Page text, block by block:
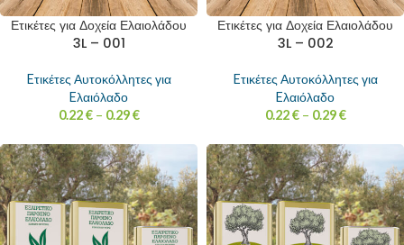
Ετικέτες για Δοχεία Ελαιολάδου
3L – 001
Eτικέτες Αυτοκόλλητες για
Eλαιόλαδο
0.22€ – 0.29€
Ετικέτες για Δοχεία Ελαιολάδου
3L – 002
Eτικέτες Αυτοκόλλητες για
Eλαιόλαδο
0.22€ – 0.29€